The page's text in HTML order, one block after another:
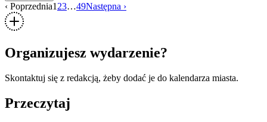
‹ Poprzednia1 23…49Następna ›
Organizujesz wydarzenie?
Skontaktuj się z redakcją, żeby dodać je do kalendarza miasta.
Przeczytaj